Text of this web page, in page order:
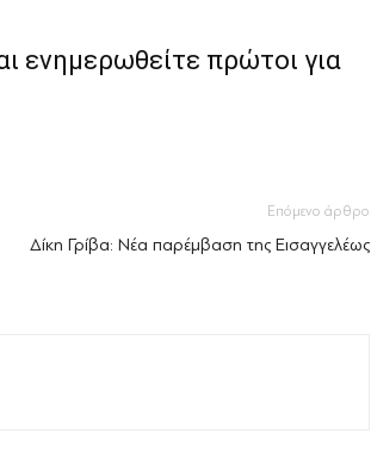
ενημερωθείτε πρώτοι για
Επόμενο άρθρο
Δίκη Γρίβα: Νέα παρέμβαση της Εισαγγελέως